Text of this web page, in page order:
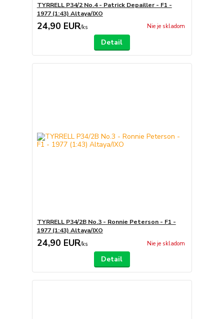
TYRRELL P34/2 No.4 - Patrick Depailler - F1 -
1977 (1:43) Altaya/IXO
24,90 EUR/ks Nie je skladom
Detail
TYRRELL P34/2B No.3 - Ronnie Peterson - F1 -
1977 (1:43) Altaya/IXO
24,90 EUR/ks Nie je skladom
Detail